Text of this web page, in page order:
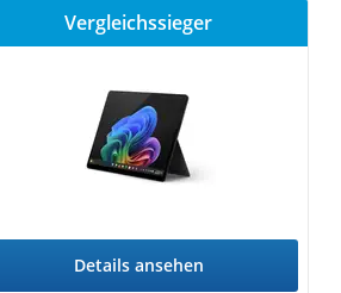
Vergleichssieger
Details ansehen